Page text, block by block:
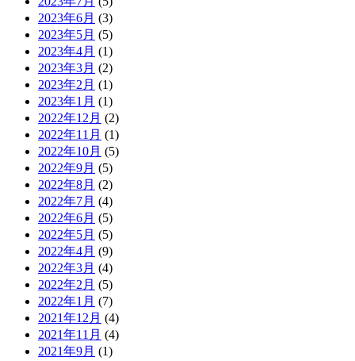
2023年6月 (3)
2023年5月 (5)
2023年4月 (1)
2023年3月 (2)
2023年2月 (1)
2023年1月 (1)
2022年12月 (2)
2022年11月 (1)
2022年10月 (5)
2022年9月 (5)
2022年8月 (2)
2022年7月 (4)
2022年6月 (5)
2022年5月 (5)
2022年4月 (9)
2022年3月 (4)
2022年2月 (5)
2022年1月 (7)
2021年12月 (4)
2021年11月 (4)
2021年9月 (1)